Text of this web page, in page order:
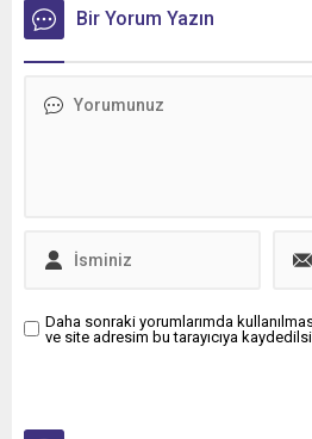
sözleşmelerinde sunduğu
36 aya varan taksit
imkânıyla bakım ve servis
ödeme seçenekleriyle
Bir Yorum Yazın
Daha sonraki yorumlarımda
ve site adresim bu tarayıcıya